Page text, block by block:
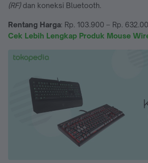
(RF)dan koneksi Bluetooth.
Rentang Harga: Rp. 103.900 – Rp.
Cek Lebih Lengkap Produk Mouse